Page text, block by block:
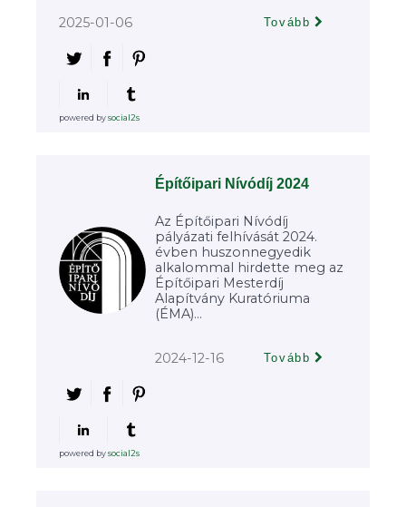
2025-01-06 Tovább
powered bysocial2s
Építőipari Nívódíj 2024
Az Építőipari Nívódíj
pályázati felhívását 2024.
évben huszonnegyedik
alkalommal hirdette meg az
Építőipari Mesterdíj
Alapítvány Kuratóriuma
(ÉMA)...
2024-12-16 Tovább
powered bysocial2s